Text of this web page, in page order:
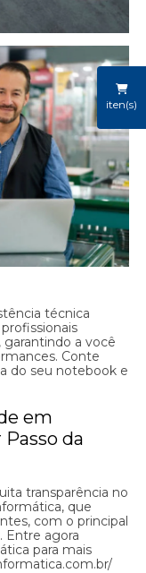
iten(s)
técnica
a você
Conte
do seu notebook e
em
da
transparência no
que
com o principal
Entre agora
para mais